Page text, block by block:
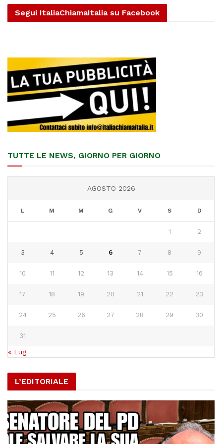
Segui ItaliaChiamaItalia su Facebook
TUTTE LE NEWS, GIORNO PER GIORNO
AGOSTO 2026
L M M G V S D
1 2
3 4 5 6 7 8 9
10 11 12 13 14 15 16
17 18 19 20 21 22 23
24 25 26 27 28 29 30
31
« Lug
L’EDITORIALE